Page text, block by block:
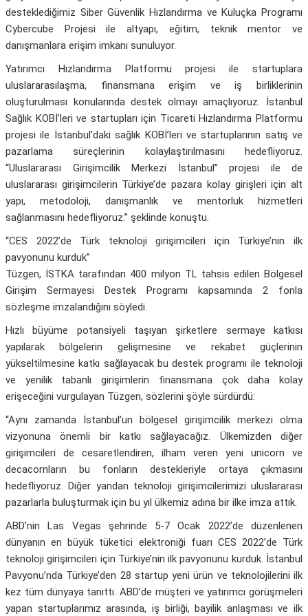
desteklediğimiz Siber Güvenlik Hızlandırma ve Kuluçka Programı
Cybercube Projesi ile altyapı, eğitim, teknik mentor ve
danışmanlara erişim imkanı sunuluyor.
Yatırımcı Hızlandırma Platformu projesi ile startuplara
uluslararasılaşma, finansmana erişim ve iş birliklerinin
oluşturulması konularında destek olmayı amaçlıyoruz. İstanbul
Sağlık KOBİ’leri ve startupları için Ticareti Hızlandırma Platformu
projesi ile İstanbul’daki sağlık KOBİ’leri ve startuplarının satış ve
pazarlama süreçlerinin kolaylaştırılmasını hedefliyoruz.
“Uluslararası Girişimcilik Merkezi İstanbul” projesi ile de
uluslararası girişimcilerin Türkiye’de pazara kolay girişleri için alt
yapı, metodoloji, danışmanlık ve mentorluk hizmetleri
sağlanmasını hedefliyoruz.” şeklinde konuştu.
“CES 2022’de Türk teknoloji girişimcileri için Türkiye’nin ilk
pavyonunu kurduk”
Tüzgen, İSTKA tarafından 400 milyon TL tahsis edilen Bölgesel
Girişim Sermayesi Destek Programı kapsamında 2 fonla
sözleşme imzalandığını söyledi.
Hızlı büyüme potansiyeli taşıyan şirketlere sermaye katkısı
yapılarak bölgelerin gelişmesine ve rekabet güçlerinin
yükseltilmesine katkı sağlayacak bu destek programı ile teknoloji
ve yenilik tabanlı girişimlerin finansmana çok daha kolay
erişeceğini vurgulayan Tüzgen, sözlerini şöyle sürdürdü:
“Aynı zamanda İstanbul’un bölgesel girişimcilik merkezi olma
vizyonuna önemli bir katkı sağlayacağız. Ülkemizden diğer
girişimcileri de cesaretlendiren, ilham veren yeni unicorn ve
decacornların bu fonların destekleriyle ortaya çıkmasını
hedefliyoruz. Diğer yandan teknoloji girişimcilerimizi uluslararası
pazarlarla buluşturmak için bu yıl ülkemiz adına bir ilke imza attık.
ABD’nin Las Vegas şehrinde 5-7 Ocak 2022’de düzenlenen
dünyanın en büyük tüketici elektroniği fuarı CES 2022’de Türk
teknoloji girişimcileri için Türkiye’nin ilk pavyonunu kurduk. İstanbul
Pavyonu’nda Türkiye’den 28 startup yeni ürün ve teknolojilerini ilk
kez tüm dünyaya tanıttı. ABD’de müşteri ve yatırımcı görüşmeleri
yapan startuplarımız arasında, iş birliği, bayilik anlaşması ve ilk